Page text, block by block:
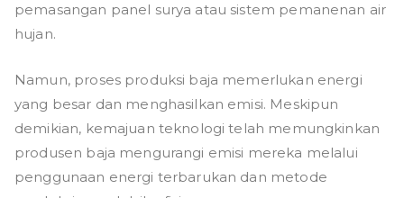
pemasangan panel surya atau sistem pemanenan air
hujan.
Namun, proses produksi baja memerlukan energi
yang besar dan menghasilkan emisi. Meskipun
demikian, kemajuan teknologi telah memungkinkan
produsen baja mengurangi emisi mereka melalui
penggunaan energi terbarukan dan metode